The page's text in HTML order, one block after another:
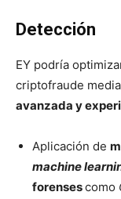
Detección
EY podría
criptofraude
avanzada y
Aplicación de
machine
forensescomo